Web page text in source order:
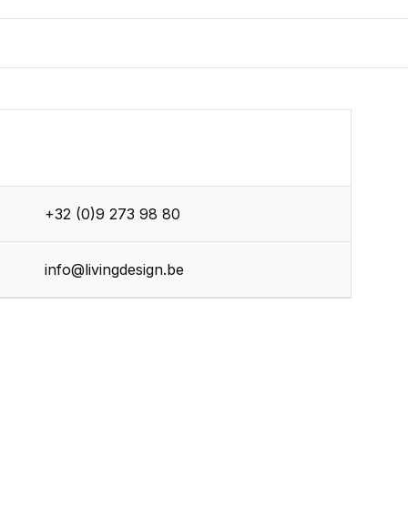
+32 (0)9 273 98 80
info@livingdesign.be